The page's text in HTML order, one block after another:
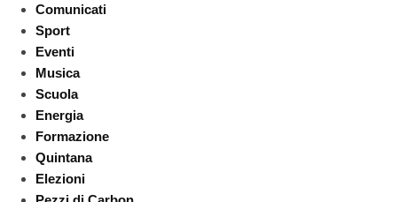
Comunicati
Sport
Eventi
Musica
Scuola
Energia
Formazione
Quintana
Elezioni